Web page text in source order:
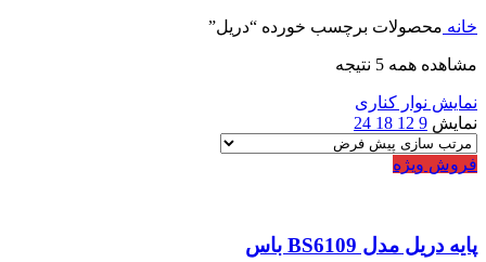
خانه محصولات برچسب خورده “دریل”
مشاهده همه 5 نتیجه
نمایش نوار کناری
نمایش 9
12
18
24
فروش ویژه
پایه دریل مدل BS6109 باس